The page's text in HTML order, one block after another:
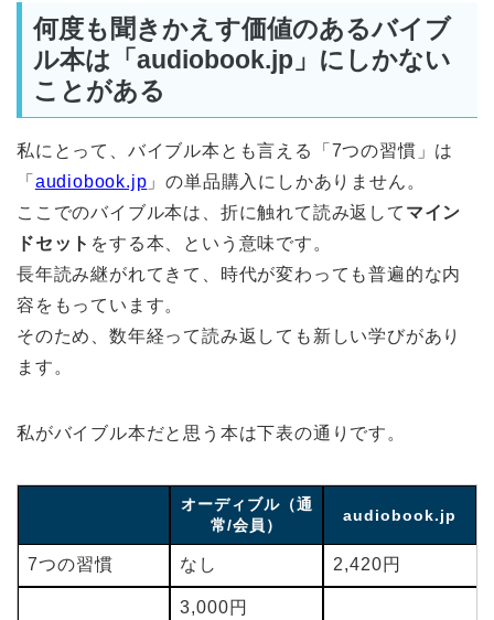
何度も聞きかえす価値のあるバイブ
ル本は「audiobook.jp」にしかない
ことがある
私にとって、バイブル本とも言える「7つの習慣」は
「 audiobook.jp 」の単品購入にしかありません。
ここでのバイブル本は、折に触れて読み返して マイン
ドセット をする本、という意味です。
長年読み継がれてきて、時代が変わっても普遍的な内
容をもっています。
そのため、数年経って読み返しても新しい学びがあり
ます。
私がバイブル本だと思う本は下表の通りです。
オーディブル（通
常/会員）
audiobook.jp
7つの習慣 なし 2,420円
3,000円